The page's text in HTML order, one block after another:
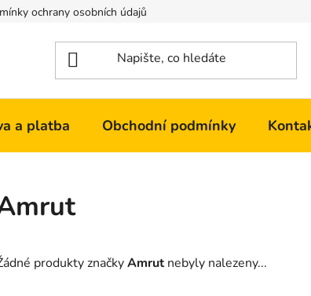
ochrany osobních údajů
a platba Obchodní podmínky
produkty značkyAmrutnebyly nalezeny...